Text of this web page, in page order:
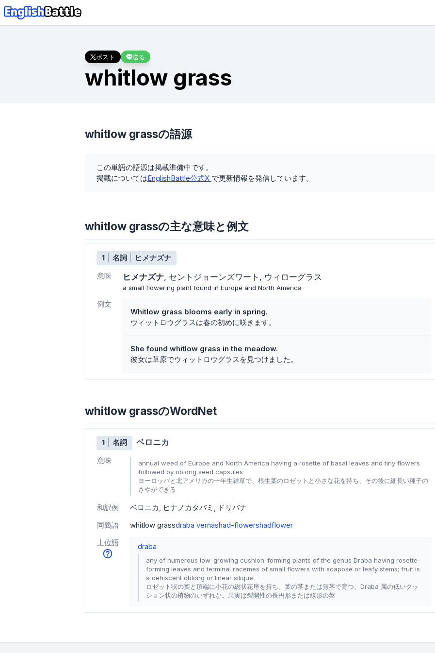
ポスト 送る
whitlow grass
whitlow grassの語源
この単語の語源は掲載準備中です。
掲載についてはEnglishBattle公式X で更新情報を発信しています。
whitlow grassの主な意味と例文
1 名詞
ヒメナズナ
意味
ヒメナズナ セントジョーンズワート ウィローグラス
a small flowering plant found in Europe and North America
例文
Whitlow grass blooms early in spring.
ウィットロウグラスは春の初めに咲きます。
She found whitlow grass in the meadow.
彼女は草原でウィットロウグラスを見つけました。
whitlow grassのWordNet
1 名詞 ベロニカ
意味
annual weed of Europe and North America having a rosette of basal leaves and tiny flowers
followed by oblong seed capsules
ヨーロッパと北アメリカの一年生雑草で、根生葉のロゼットと小さな花を持ち、その後に細長い種子の
さやができる
和訳例 ベロニカ ヒナノカタバミ
ドリバナ
同義語
whitlow grassdraba vernashad-flowershadflower
上位語
draba
any of numerous low-growing cushion-forming plants of the genus Draba having rosette-
forming leaves and terminal racemes of small flowers with scapose or leafy stems; fruit is
a dehiscent oblong or linear silique
ロゼット状の葉と頂端に小花の総状花序を持ち、葉の茎または無茎で育つ、Draba 属の低いクッ
ション状の植物のいずれか。果実は裂開性の長円形または線形の莢